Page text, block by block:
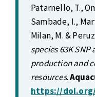
Patarnello, T.,
Sambade, I.,
Milan, M. &
species 63K
production and
resources.
https://doi.org/